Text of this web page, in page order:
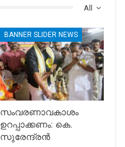
All
BANNER SLIDER NEWS
സംവരണാവകാശം
ഉറപ്പാക്കണം: കെ.
സുരേന്ദ്രൻ